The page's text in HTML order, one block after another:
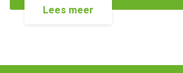
Lees meer